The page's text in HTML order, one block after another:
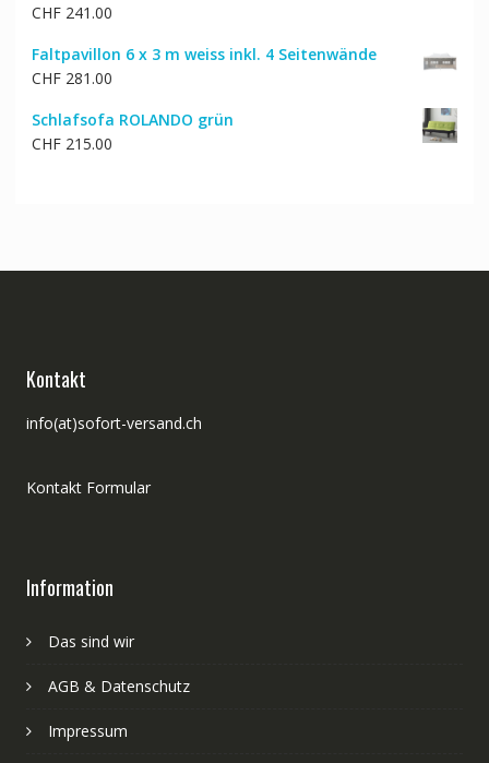
CHF241.00
Faltpavillon 6 x 3 m weiss inkl. 4 Seitenwände
CHF281.00
Schlafsofa ROLANDO grün
CHF215.00
Kontakt
info(at)sofort-versand.ch
Kontakt Formular
Information
Das sind wir
AGB & Datenschutz
Impressum